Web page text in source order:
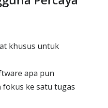
khusus untuk
apa pun
fokus ke satu tugas